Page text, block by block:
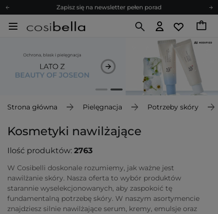
Zapisz się na newsletter pełen porad
Bezpłatne konsultacje kosmetologiczne
Poleć nas i zyskaj jeszcze więcej punktów
Zapisz się na newsletter pełen porad
Strona główna Pielęgnacja Potrzeby skóry
Kosmetyki nawilżające
Ilość produktów: 2763
W Cosibelli doskonale rozumiemy, jak ważne jest
nawilżanie skóry. Nasza oferta to wybór produktów
starannie wyselekcjonowanych, aby zaspokoić tę
fundamentalną potrzebę skóry. W naszym asortymencie
znajdziesz silnie nawilżające serum, kremy, emulsje oraz